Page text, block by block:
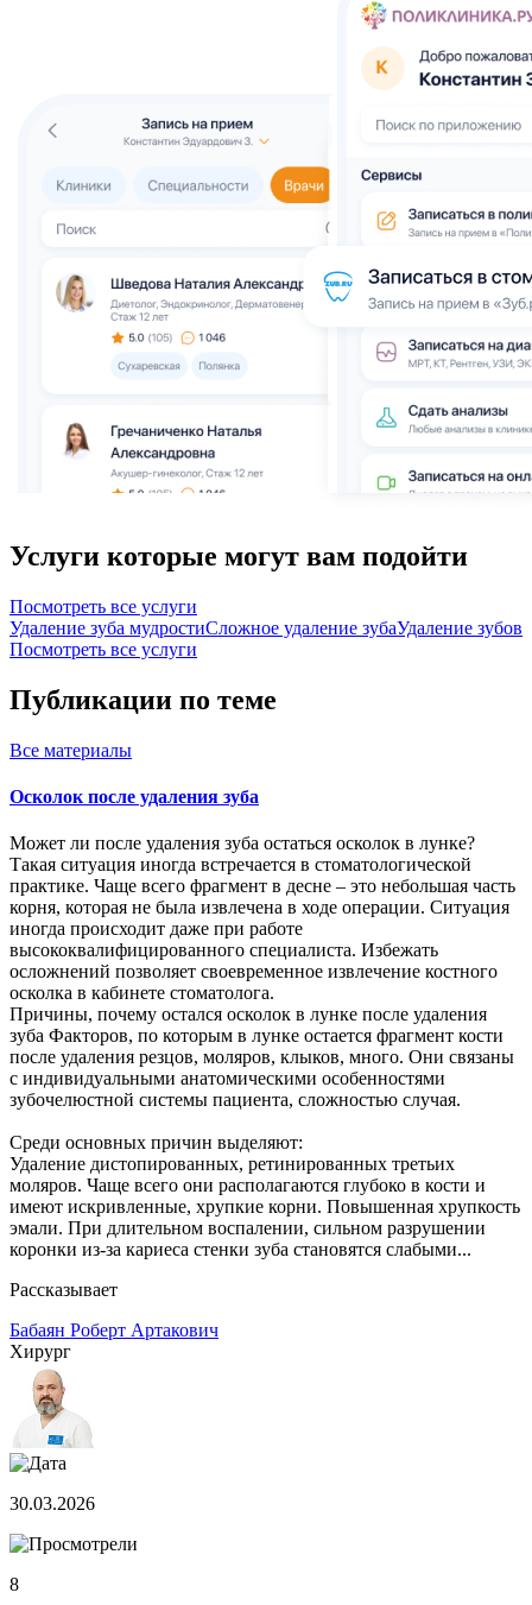
Услуги которые могут вам подойти
Посмотреть все услуги
Удаление зуба мудростиСложное удаление зубаУдаление зубов
Посмотреть все услуги
Публикации по теме
Все материалы
Осколок после удаления зуба
Может ли после удаления зуба остаться осколок в лунке?
Такая ситуация иногда встречается в стоматологической
практике. Чаще всего фрагмент в десне – это небольшая часть
корня, которая не была извлечена в ходе операции. Ситуация
иногда происходит даже при работе
высококвалифицированного специалиста. Избежать
осложнений позволяет своевременное извлечение костного
осколка в кабинете стоматолога.
Причины, почему остался осколок в лунке после удаления
зуба Факторов, по которым в лунке остается фрагмент кости
после удаления резцов, моляров, клыков, много. Они связаны
с индивидуальными анатомическими особенностями
зубочелюстной системы пациента, сложностью случая.
Среди основных причин выделяют:
Удаление дистопированных, ретинированных третьих
моляров. Чаще всего они располагаются глубоко в кости и
имеют искривленные, хрупкие корни. Повышенная хрупкость
эмали. При длительном воспалении, сильном разрушении
коронки из-за кариеса стенки зуба становятся слабыми...
Рассказывает
Бабаян Роберт Артакович
Хирург
30.03.2026
8